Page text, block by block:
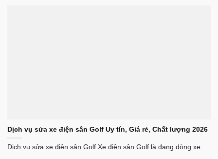
Dịch vụ sửa xe điện sân Golf Uy tín, Giá rẻ, Chất lượng 2026
Dịch vụ sửa xe điện sân Golf Xe điện sân Golf là đang dòng xe...